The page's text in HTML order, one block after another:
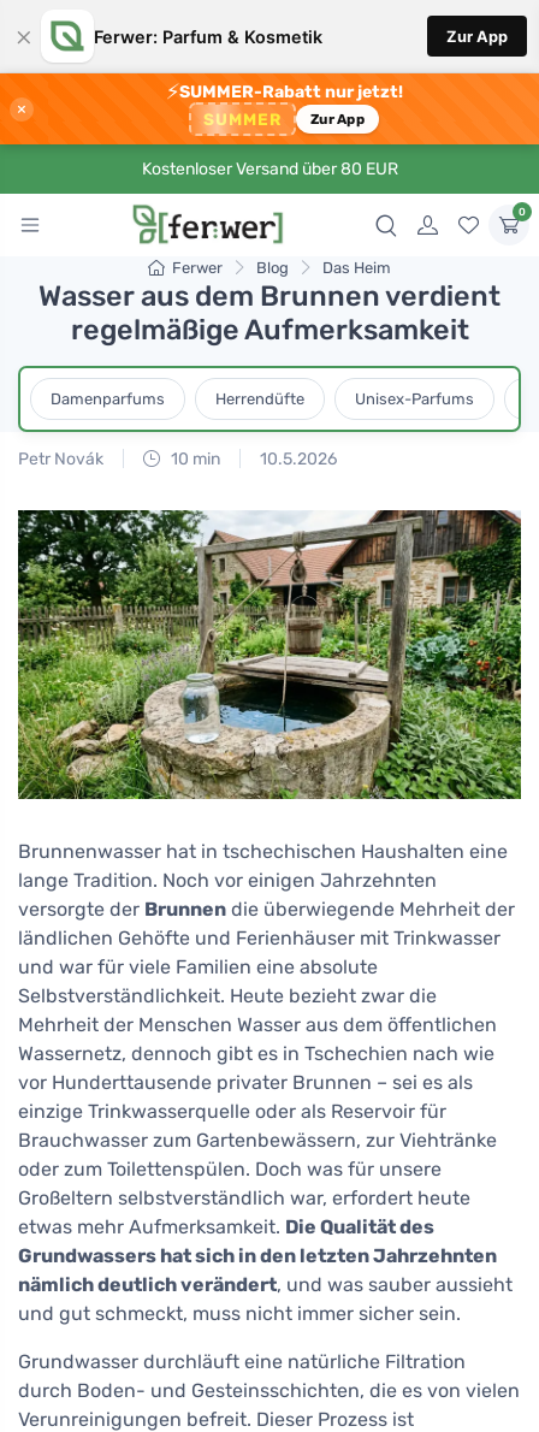
× Ferwer: Parfum & Kosmetik Zur App
×
⚡SUMMER-Rabatt nur jetzt!
SUMMER Zur App
Kostenloser Versand über 80 EUR
0
Ferwer Blog Das Heim
Wasser aus dem Brunnen verdient
regelmäßige Aufmerksamkeit
Damenparfums Herrendüfte Unisex-Parfums
Petr Novák 10 min 10.5.2026
Brunnenwasser hat in tschechischen Haushalten eine
lange Tradition. Noch vor einigen Jahrzehnten
versorgte der Brunnen die überwiegende Mehrheit der
ländlichen Gehöfte und Ferienhäuser mit Trinkwasser
und war für viele Familien eine absolute
Selbstverständlichkeit. Heute bezieht zwar die
Mehrheit der Menschen Wasser aus dem öffentlichen
Wassernetz, dennoch gibt es in Tschechien nach wie
vor Hunderttausende privater Brunnen – sei es als
einzige Trinkwasserquelle oder als Reservoir für
Brauchwasser zum Gartenbewässern, zur Viehtränke
oder zum Toilettenspülen. Doch was für unsere
Großeltern selbstverständlich war, erfordert heute
etwas mehr Aufmerksamkeit. Die Qualität des
Grundwassers hat sich in den letzten Jahrzehnten
nämlich deutlich verändert, und was sauber aussieht
und gut schmeckt, muss nicht immer sicher sein.
Grundwasser durchläuft eine natürliche Filtration
durch Boden- und Gesteinsschichten, die es von vielen
Verunreinigungen befreit. Dieser Prozess ist